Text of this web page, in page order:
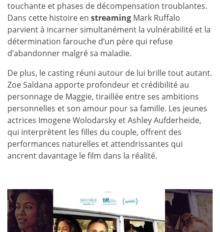
touchante et phases de décompensation troublantes.
Dans cette histoire en streaming Mark Ruffalo
parvient à incarner simultanément la vulnérabilité et la
détermination farouche d’un père qui refuse
d’abandonner malgré sa maladie.
De plus, le casting réuni autour de lui brille tout autant.
Zoe Saldana apporte profondeur et crédibilité au
personnage de Maggie, tiraillée entre ses ambitions
personnelles et son amour pour sa famille. Les jeunes
actrices Imogene Wolodarsky et Ashley Aufderheide,
qui interprètent les filles du couple, offrent des
performances naturelles et attendrissantes qui
ancrent davantage le film dans la réalité.